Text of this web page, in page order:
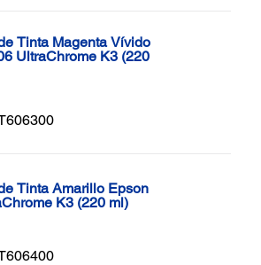
Tinta Magenta Vívido
UltraChrome K3 (220
Tinta Amarillo Epson
K3 (220 ml)